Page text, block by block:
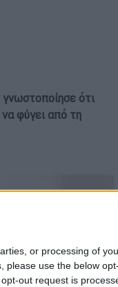
or processing of
please use the below
out request is
ότι
φύγει από τη